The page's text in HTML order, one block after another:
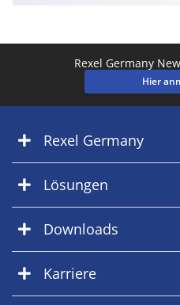
Rexel Germany
Hier
Rexel Germany
Lösungen
Downloads
Karriere